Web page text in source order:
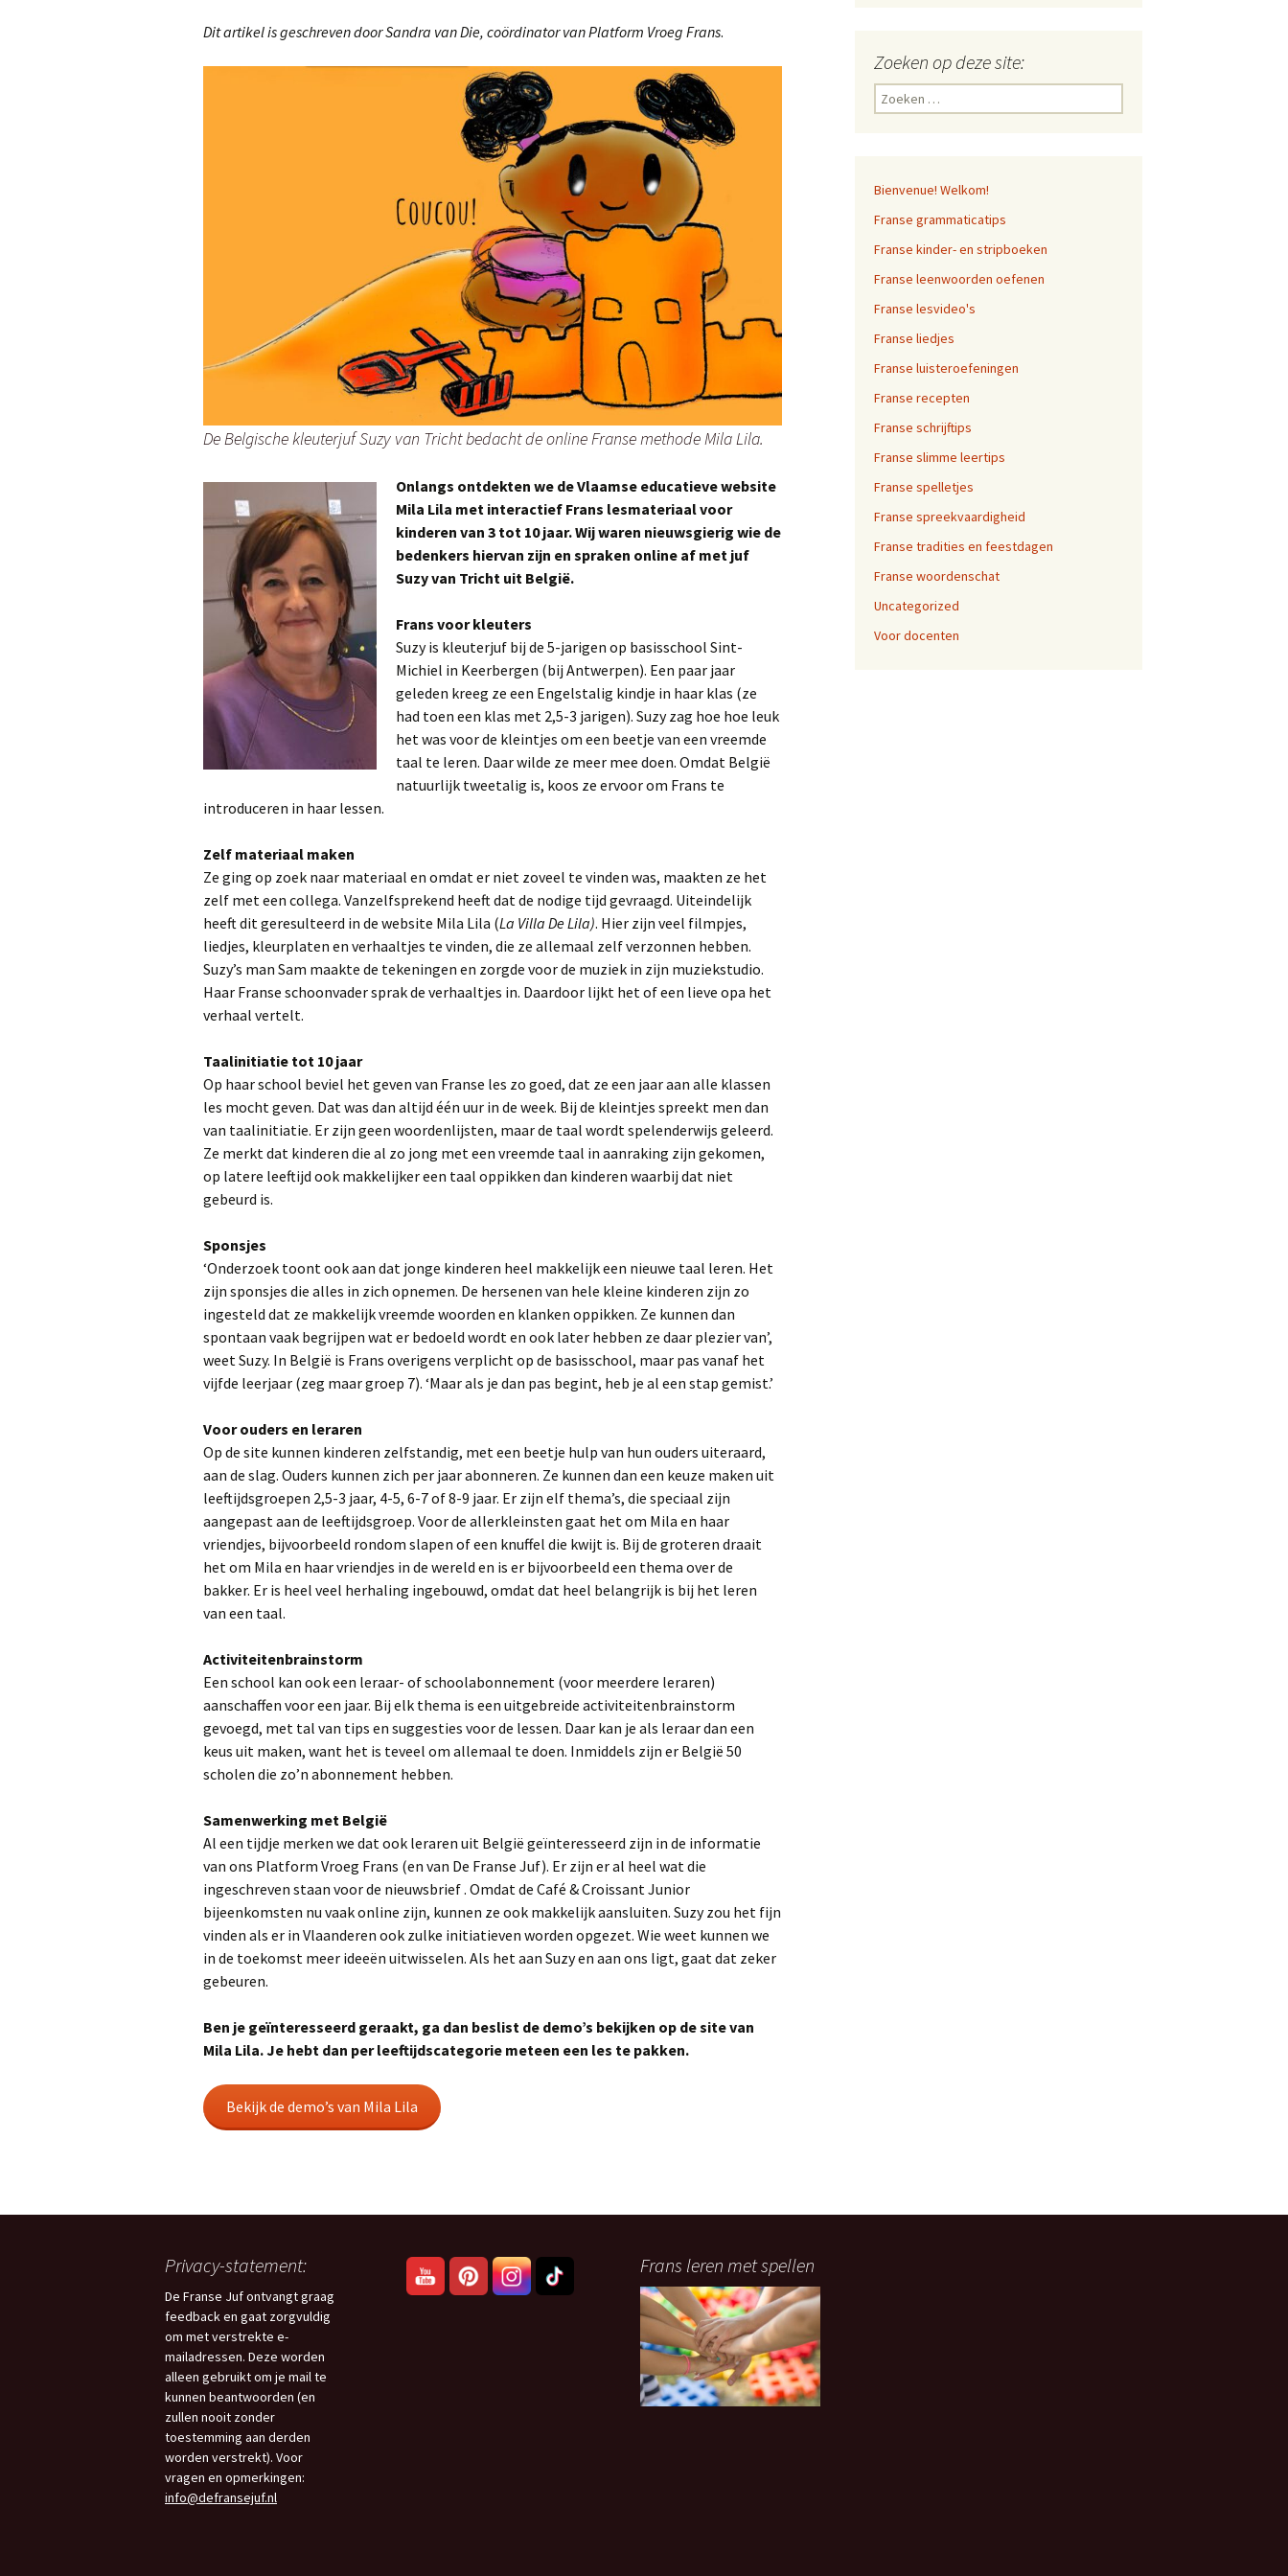
Franse (strip)boeken
Slimme leertips
Kahoot-quizzen
Leenwoord-oefeningen
Les 4: Bon appétit!
Les 5: Un croissant svp!
Les 6: Quelle heure est-il?
Les 7: Whatsapp
Les 8: Joyeux Noël!
Dit artikel is geschreven door Sandra van Die, coördinator van Platform Vroeg Frans.
De Belgische kleuterjuf Suzy van Tricht bedacht de online Franse methode Mila Lila.
Onlangs ontdekten we de Vlaamse educatieve website
Mila Lila met interactief Frans lesmateriaal voor
kinderen van 3 tot 10 jaar. Wij waren nieuwsgierig wie de
bedenkers hiervan zijn en spraken online af met juf
Suzy van Tricht uit België.
Frans voor kleuters
Suzy is kleuterjuf bij de 5-jarigen op basisschool Sint-
Michiel in Keerbergen (bij Antwerpen). Een paar jaar
geleden kreeg ze een Engelstalig kindje in haar klas (ze
had toen een klas met 2,5-3 jarigen). Suzy zag hoe hoe leuk
het was voor de kleintjes om een beetje van een vreemde
taal te leren. Daar wilde ze meer mee doen. Omdat België
natuurlijk tweetalig is, koos ze ervoor om Frans te
introduceren in haar lessen.
Zelf materiaal maken
Ze ging op zoek naar materiaal en omdat er niet zoveel te vinden was, maakten ze het
zelf met een collega. Vanzelfsprekend heeft dat de nodige tijd gevraagd. Uiteindelijk
heeft dit geresulteerd in de website Mila Lila (La Villa De Lila). Hier zijn veel filmpjes,
liedjes, kleurplaten en verhaaltjes te vinden, die ze allemaal zelf verzonnen hebben.
Suzy’s man Sam maakte de tekeningen en zorgde voor de muziek in zijn muziekstudio.
Haar Franse schoonvader sprak de verhaaltjes in. Daardoor lijkt het of een lieve opa het
verhaal vertelt.
Taalinitiatie tot 10 jaar
Op haar school beviel het geven van Franse les zo goed, dat ze een jaar aan alle klassen
les mocht geven. Dat was dan altijd één uur in de week. Bij de kleintjes spreekt men dan
van taalinitiatie. Er zijn geen woordenlijsten, maar de taal wordt spelenderwijs geleerd.
Ze merkt dat kinderen die al zo jong met een vreemde taal in aanraking zijn gekomen,
op latere leeftijd ook makkelijker een taal oppikken dan kinderen waarbij dat niet
gebeurd is.
Sponsjes
‘Onderzoek toont ook aan dat jonge kinderen heel makkelijk een nieuwe taal leren. Het
zijn sponsjes die alles in zich opnemen. De hersenen van hele kleine kinderen zijn zo
ingesteld dat ze makkelijk vreemde woorden en klanken oppikken. Ze kunnen dan
spontaan vaak begrijpen wat er bedoeld wordt en ook later hebben ze daar plezier van’,
weet Suzy. In België is Frans overigens verplicht op de basisschool, maar pas vanaf het
vijfde leerjaar (zeg maar groep 7). ‘Maar als je dan pas begint, heb je al een stap gemist.’
Voor ouders en leraren
Op de site kunnen kinderen zelfstandig, met een beetje hulp van hun ouders uiteraard,
aan de slag. Ouders kunnen zich per jaar abonneren. Ze kunnen dan een keuze maken uit
leeftijdsgroepen 2,5-3 jaar, 4-5, 6-7 of 8-9 jaar. Er zijn elf thema’s, die speciaal zijn
aangepast aan de leeftijdsgroep. Voor de allerkleinsten gaat het om Mila en haar
vriendjes, bijvoorbeeld rondom slapen of een knuffel die kwijt is. Bij de groteren draait
het om Mila en haar vriendjes in de wereld en is er bijvoorbeeld een thema over de
bakker. Er is heel veel herhaling ingebouwd, omdat dat heel belangrijk is bij het leren
van een taal.
Activiteitenbrainstorm
Een school kan ook een leraar- of schoolabonnement (voor meerdere leraren)
aanschaffen voor een jaar. Bij elk thema is een uitgebreide activiteitenbrainstorm
gevoegd, met tal van tips en suggesties voor de lessen. Daar kan je als leraar dan een
keus uit maken, want het is teveel om allemaal te doen. Inmiddels zijn er België 50
scholen die zo’n abonnement hebben.
Samenwerking met België
Al een tijdje merken we dat ook leraren uit België geïnteresseerd zijn in de informatie
van ons Platform Vroeg Frans (en van De Franse Juf). Er zijn er al heel wat die
ingeschreven staan voor de nieuwsbrief . Omdat de Café & Croissant Junior
bijeenkomsten nu vaak online zijn, kunnen ze ook makkelijk aansluiten. Suzy zou het fijn
vinden als er in Vlaanderen ook zulke initiatieven worden opgezet. Wie weet kunnen we
in de toekomst meer ideeën uitwisselen. Als het aan Suzy en aan ons ligt, gaat dat zeker
gebeuren.
Ben je geïnteresseerd geraakt, ga dan beslist de demo’s bekijken op de site van
Mila Lila. Je hebt dan per leeftijdscategorie meteen een les te pakken.
Bekijk de demo’s van Mila Lila
Zoeken op deze site:
Zoeken
naar:
Bienvenue! Welkom!
Franse grammaticatips
Franse kinder- en stripboeken
Franse leenwoorden oefenen
Franse lesvideo's
Franse liedjes
Franse luisteroefeningen
Franse recepten
Franse schrijftips
Franse slimme leertips
Franse spelletjes
Franse spreekvaardigheid
Franse tradities en feestdagen
Franse woordenschat
Uncategorized
Voor docenten
Privacy-statement:
De Franse Juf ontvangt graag
feedback en gaat zorgvuldig
om met verstrekte e-
mailadressen. Deze worden
alleen gebruikt om je mail te
kunnen beantwoorden (en
zullen nooit zonder
toestemming aan derden
worden verstrekt). Voor
vragen en opmerkingen:
info@defransejuf.nl
Frans leren met spellen